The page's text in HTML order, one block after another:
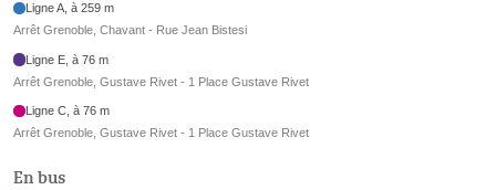
Ligne A, à 259 m
Arrêt Grenoble, Chavant - Rue Jean Bistesi
Ligne E, à 76 m
Arrêt Grenoble, Gustave Rivet - 1 Place Gustave Rivet
Ligne C, à 76 m
Arrêt Grenoble, Gustave Rivet - 1 Place Gustave Rivet
En bus